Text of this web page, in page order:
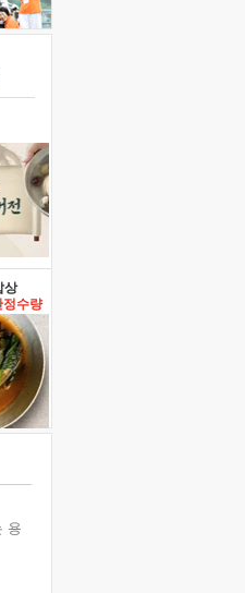
상
정수량
용